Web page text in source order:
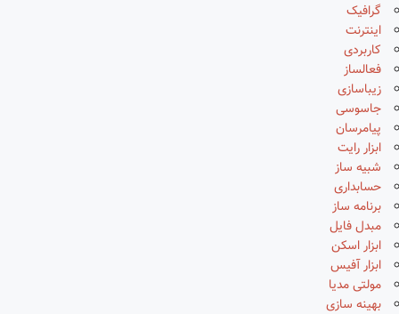
گرافیک
اینترنت
کاربردی
فعالساز
زیباسازی
جاسوسی
پیامرسان
ابزار رایت
شبیه ساز
حسابداری
برنامه ساز
مبدل فایل
ابزار اسکن
ابزار آفیس
مولتی مدیا
بهینه سازی